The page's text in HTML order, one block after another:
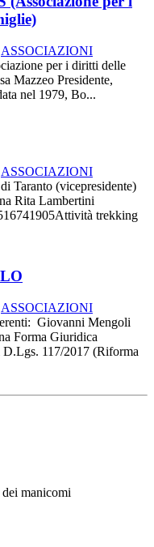
ASSOCIAZIONI
per i diritti delle
Mazzeo Presidente,
nel 1979, Bo...
ASSOCIAZIONI
Taranto (vicepresidente)
Rita Lambertini
trekking
ASSOCIAZIONI
Giovanni Mengoli
Forma Giuridica
D.Lgs. 117/2017 (Riforma
manicomi